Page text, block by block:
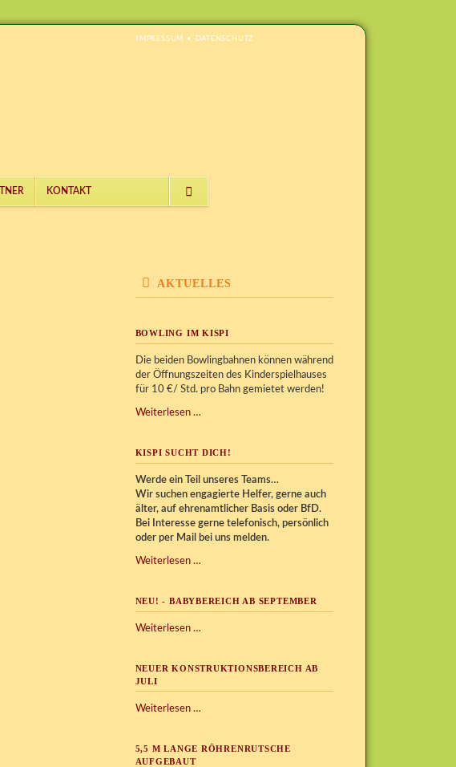
NAVIGATION
IMPRESSUM DATENSCHUTZ
ÜBERSPRINGEN
KONTAKT
AKTUELLES
BOWLING IM KISPI
Die beiden Bowlingbahnen können während
der Öffnungszeiten des Kinderspielhauses
für 10 €/ Std. pro Bahn gemietet werden!
Weiterlesen …
KISPI SUCHT DICH!
Werde ein Teil unseres Teams…
Wirsuchen engagierte Helfer, gerne auch
älter, auf ehrenamtlicher Basis oder BfD.
Bei Interesse gerne telefonisch, persönlich
oder per Mail bei uns melden.
Weiterlesen …
NEU! - BABYBEREICH AB SEPTEMBER
Weiterlesen …
ab
NEUER KONSTRUKTIONSBEREICH AB
JULI
Weiterlesen …
Juli
5,5 M LANGE RÖHRENRUTSCHE
AUFGEBAUT